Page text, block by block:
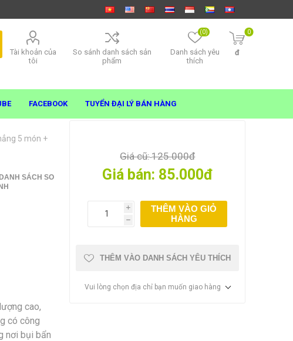
Tài khoản của
tôi
So sánh danh sách sản
phẩm
Danh sách yêu
thích
(0) 0
đ
FACEBOOK TUYỂN ĐẠI LÝ BÁN HÀNG
5 món +
SÁCH SO
cao,
có công
nơi bụi bẩn
Giá cũ:125.000đ
Giá bán: 85.000đ
i
h
THÊM VÀO GIỎ
HÀNG
THÊM VÀO DANH SÁCH YÊU THÍCH
Vui lòng chọn địa chỉ bạn muốn giao hàng